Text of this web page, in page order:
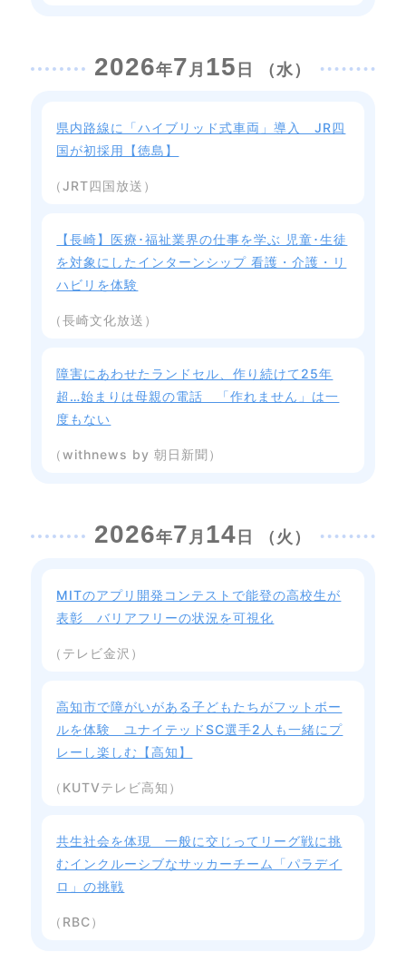
2026年7 月 15 日 （水）
県内路線に「ハイブリッド式車両」導入 JR四
国が初採用【徳島】
（JRT四国放送）
【長崎】医療･福祉業界の仕事を学ぶ 児童･生徒
を対象にしたインターンシップ 看護・介護・リ
ハビリを体験
（長崎文化放送）
障害にあわせたランドセル、作り続けて25年
超…始まりは母親の電話 「作れません」は一
度もない
（withnews by 朝日新聞）
2026年7 月 14 日 （火）
MITのアプリ開発コンテストで能登の高校生が
表彰 バリアフリーの状況を可視化
（テレビ金沢）
高知市で障がいがある子どもたちがフットボー
ルを体験 ユナイテッドSC選手2人も一緒にプ
レーし楽しむ【高知】
（KUTVテレビ高知）
共生社会を体現 一般に交じってリーグ戦に挑
むインクルーシブなサッカーチーム「パラデイ
ロ」の挑戦
（RBC）